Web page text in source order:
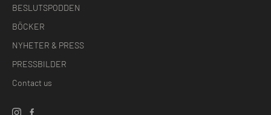
BESLUTSPODDEN
BÖCKER
NYHETER & PRESS
PRESSBILDER
Contact us